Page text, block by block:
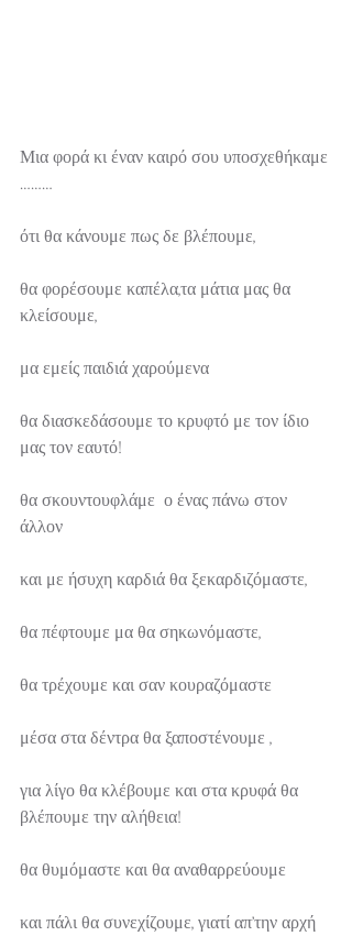
Μια φορά κι έναν καιρό σου υποσχεθήκαμε
………
ότι θα κάνουμε πως δε βλέπουμε,
θα φορέσουμε καπέλα,τα μάτια μας θα
κλείσουμε,
μα εμείς παιδιά χαρούμενα
θα διασκεδάσουμε το κρυφτό με τον ίδιο
μας τον εαυτό!
θα σκουντουφλάμε  ο ένας πάνω στον
άλλον
και με ήσυχη καρδιά θα ξεκαρδιζόμαστε,
θα πέφτουμε μα θα σηκωνόμαστε,
θα τρέχουμε και σαν κουραζόμαστε
μέσα στα δέντρα θα ξαποστένουμε ,
για λίγο θα κλέβουμε και στα κρυφά θα
βλέπουμε την αλήθεια!
θα θυμόμαστε και θα αναθαρρεύουμε
και πάλι θα συνεχίζουμε, γιατί απ’την αρχή